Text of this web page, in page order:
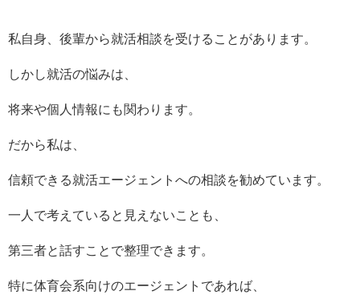
私自身、後輩から就活相談を受けることがあります。
しかし就活の悩みは、
将来や個人情報にも関わります。
だから私は、
信頼できる就活エージェントへの相談を勧めています。
一人で考えていると見えないことも、
第三者と話すことで整理できます。
特に体育会系向けのエージェントであれば、